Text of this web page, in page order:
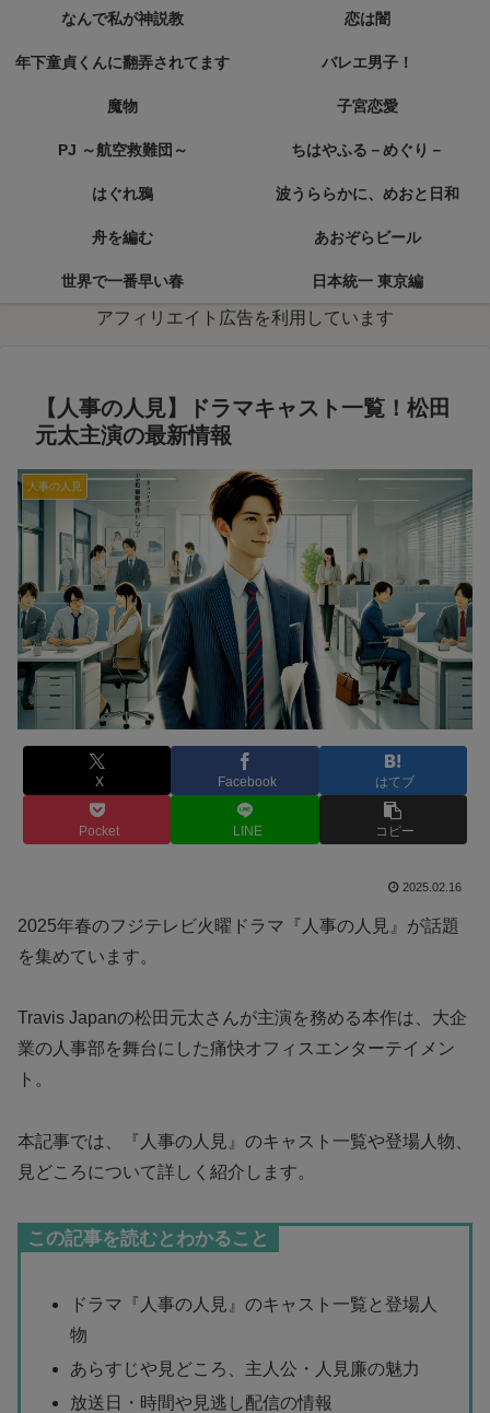
なんで私が神説教 恋は闇
年下童貞くんに翻弄されてます バレエ男子！
魔物 子宮恋愛
PJ ～航空救難団～ ちはやふる－めぐり－
はぐれ鴉 波うららかに、めおと日和
舟を編む あおぞらビール
世界で一番早い春 日本統一 東京編
アフィリエイト広告を利用しています
【人事の人見】ドラマキャスト一覧！松田
元太主演の最新情報
人事の人見
X Facebook はてブ
Pocket LINE コピー
2025.02.16
2025年春のフジテレビ火曜ドラマ『人事の人見』が話題
を集めています。
Travis Japanの松田元太さんが主演を務める本作は、大企
業の人事部を舞台にした痛快オフィスエンターテイメン
ト。
本記事では、『人事の人見』のキャスト一覧や登場人物、
見どころについて詳しく紹介します。
この記事を読むとわかること
ドラマ『人事の人見』のキャスト一覧と登場人
物
あらすじや見どころ、主人公・人見廉の魅力
放送日・時間や見逃し配信の情報